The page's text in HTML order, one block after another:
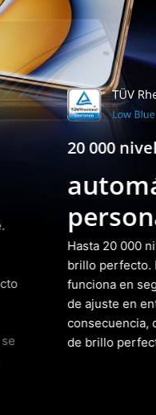
para un ajuste de
con IA
aprender tus hábitos
y adaptarse en
disfrutar del nivel
preciso.